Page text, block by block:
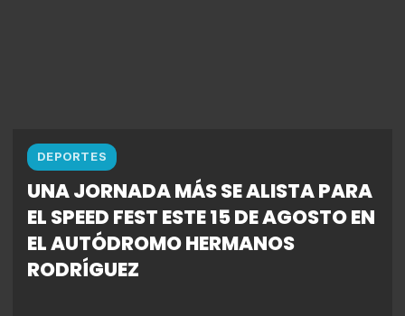
DEPORTES
UNA JORNADA MÁS SE ALISTA PARA
EL SPEED FEST ESTE 15 DE AGOSTO EN
EL AUTÓDROMO HERMANOS
RODRÍGUEZ